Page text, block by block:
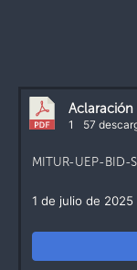
Aclaración
1 57
MITUR-UEP-BID-
1 de julio de 2025